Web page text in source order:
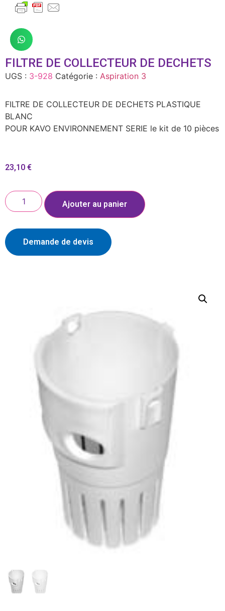
FILTRE DE COLLECTEUR DE DECHETS
UGS : 3-928 Catégorie : Aspiration 3
FILTRE DE COLLECTEUR DE DECHETS PLASTIQUE
BLANC
POUR KAVO ENVIRONNEMENT SERIE le kit de 10 pièces
23,10 €
Ajouter au panier
Demande de devis